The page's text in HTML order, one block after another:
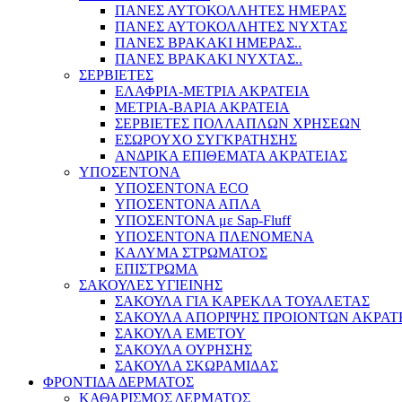
ΠΑΝΕΣ ΑΥΤΟΚΟΛΛΗΤΕΣ ΗΜΕΡΑΣ
ΠΑΝΕΣ ΑΥΤΟΚΟΛΛΗΤΕΣ ΝΥΧΤΑΣ
ΠΑΝΕΣ ΒΡΑΚΑΚΙ ΗΜΕΡΑΣ..
ΠΑΝΕΣ ΒΡΑΚΑΚΙ ΝΥΧΤΑΣ..
ΣΕΡΒΙΕΤΕΣ
ΕΛΑΦΡΙΑ-ΜΕΤΡΙΑ ΑΚΡΑΤΕΙΑ
ΜΕΤΡΙΑ-ΒΑΡΙΑ ΑΚΡΑΤΕΙΑ
ΣΕΡΒΙΕΤΕΣ ΠΟΛΛΑΠΛΩΝ ΧΡΗΣΕΩΝ
ΕΣΩΡΟΥΧΟ ΣΥΓΚΡΑΤΗΣΗΣ
ΑΝΔΡΙΚΑ ΕΠΙΘΕΜΑΤΑ ΑΚΡΑΤΕΙΑΣ
ΥΠΟΣΕΝΤΟΝΑ
ΥΠΟΣΕΝΤΟΝΑ ECO
ΥΠΟΣΕΝΤΟΝΑ ΑΠΛΑ
ΥΠΟΣΕΝΤΟΝΑ με Sap-Fluff
ΥΠΟΣΕΝΤΟΝΑ ΠΛΕΝΟΜΕΝΑ
ΚΑΛΥΜΑ ΣΤΡΩΜΑΤΟΣ
ΕΠΙΣΤΡΩΜΑ
ΣΑΚΟΥΛΕΣ ΥΓΙΕΙΝΗΣ
ΣΑΚΟΥΛΑ ΓΙΑ ΚΑΡΕΚΛΑ ΤΟΥΑΛΕΤΑΣ
ΣΑΚΟΥΛΑ ΑΠΟΡΙΨΗΣ ΠΡΟΙΟΝΤΩΝ
ΣΑΚΟΥΛΑ ΕΜΕΤΟΥ
ΣΑΚΟΥΛΑ ΟΥΡΗΣΗΣ
ΣΑΚΟΥΛΑ ΣΚΩΡΑΜΙΔΑΣ
ΦΡΟΝΤΙΔΑ ΔΕΡΜΑΤΟΣ
ΚΑΘΑΡΙΣΜΟΣ ΔΕΡΜΑΤΟΣ